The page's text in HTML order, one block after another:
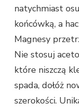
natychmiast
końcówką, a
Magnesy
Nie stosuj
które niszczą
spada, dołóż
szerokości.